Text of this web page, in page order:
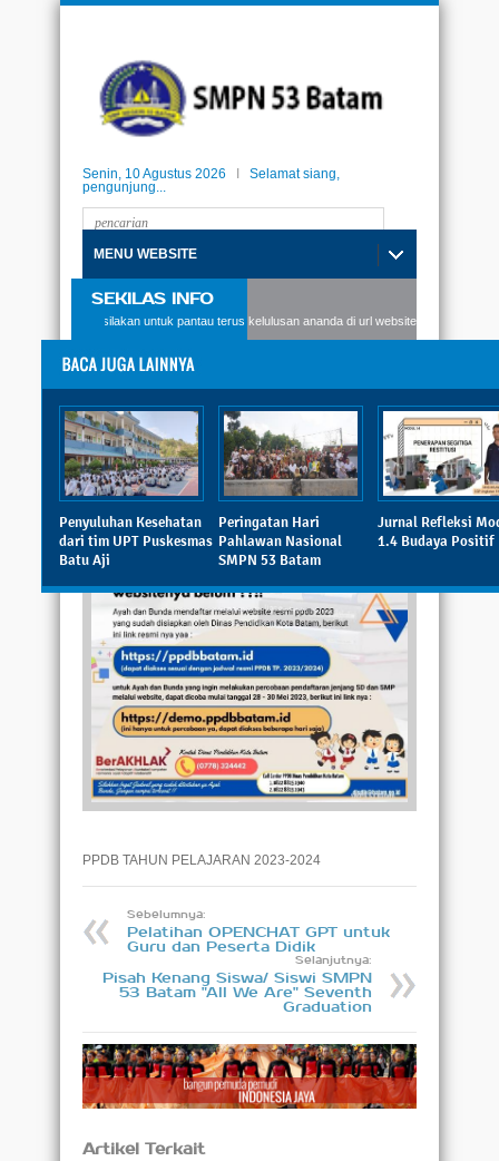
Senin, 10 Agustus 2026
Selamat siang,
pengunjung...
MENU WEBSITE
SEKILAS INFO
Batam, silakan untuk pantau terus kelulusan ananda di url website berikut:
Penyuluhan Kesehatan
dari tim UPT Puskesmas
Batu Aji
Peringatan Hari
Pahlawan Nasional
SMPN 53 Batam
Jurnal Refleksi
1.4 Budaya Positif
PPDB TAHUN PELAJARAN 2023-2024
INFO PPDB TAHUN
PELAJARAN 2023-2024
Diposting:SMPN 53 Batam |
Sabtu, 27 Mei 2023 - 15:36:47 WIB | Dibaca: 711 pembaca
PPDB TAHUN PELAJARAN 2023-2024
Sebelumnya:
Pelatihan OPENCHAT GPT untuk
Guru dan Peserta Didik
Selanjutnya:
Pisah Kenang Siswa/ Siswi SMPN
53 Batam "All We Are" Seventh
Graduation
Artikel Terkait